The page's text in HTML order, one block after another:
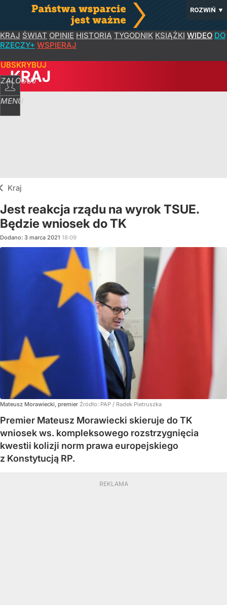
ROZWIŃ ▼
KRAJ ŚWIAT OPINIE HISTORIA TYGODNIK KSIĄŻKI WIDEO DO
RZECZY+ WSPIERAJ
ZALOGUJ
MENU
KRAJ
Kraj
Jest reakcja rządu na wyrok TSUE.
Będzie wniosek do TK
Dodano: 3 marca 2021 18:09
Mateusz Morawiecki, premier Źródło: PAP / Radek Pietruszka
Premier Mateusz Morawiecki skieruje do TK
wniosek ws. kompleksowego rozstrzygnięcia
kwestii kolizji norm prawa europejskiego
z Konstytucją RP.